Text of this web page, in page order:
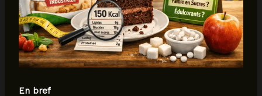
En bref